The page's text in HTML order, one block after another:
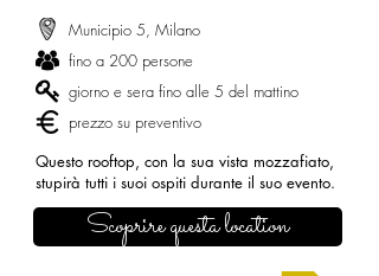
Municipio 5, Milano
fino a 200 persone
giorno e sera fino alle 5 del mattino
prezzo su preventivo
Questo rooftop, con la sua vista mozzafiato,
stupirà tutti i suoi ospiti durante il suo evento.
Scoprire questa location